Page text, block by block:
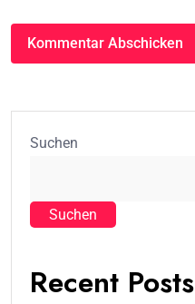
Suchen
Suchen
Recent Posts